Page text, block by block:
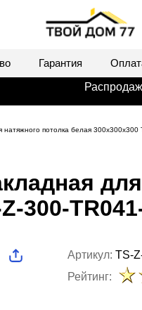
Гарантия
натяжного потолка белая 300x300x300
300-
Артикул: TS-
Рейтинг: